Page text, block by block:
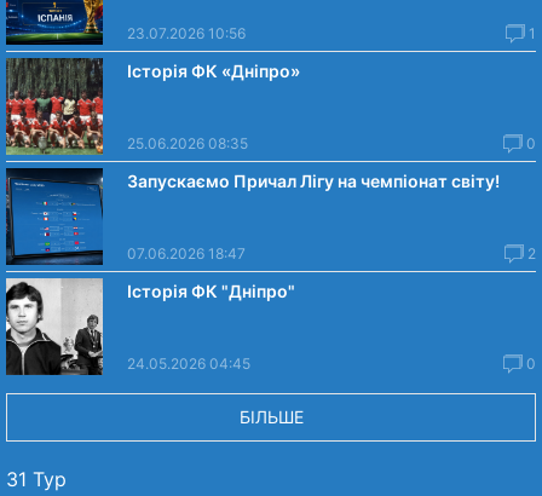
23.07.2026 10:56 1
Історія ФК «Дніпро»
25.06.2026 08:35 0
Запускаємо Причал Лігу на чемпіонат світу!
07.06.2026 18:47 2
Історія ФК "Дніпро"
24.05.2026 04:45 0
БІЛЬШЕ
31 Тур